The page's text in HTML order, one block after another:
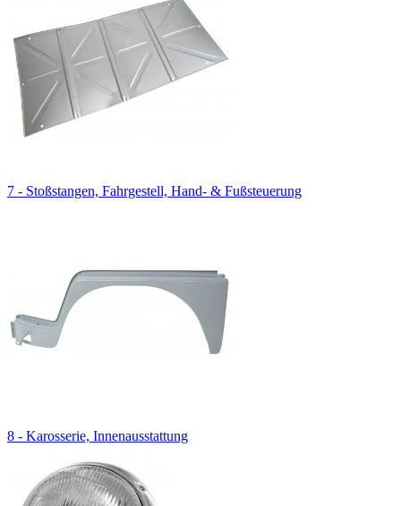
7 - Stoßstangen, Fahrgestell, Hand- & Fußsteuerung
8 - Karosserie, Innenausstattung